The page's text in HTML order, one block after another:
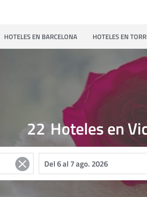
HOTELES EN BARCELONA HOTELES EN
Hoteles en
22